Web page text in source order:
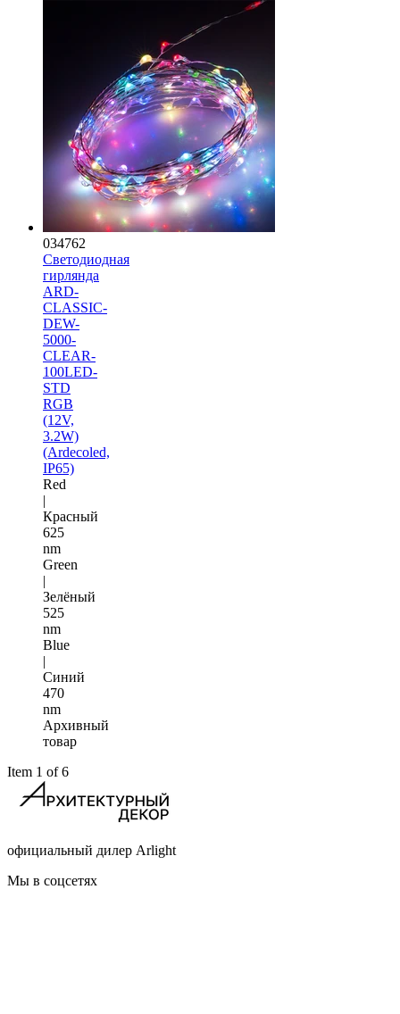
034762
Светодиодная
гирлянда
ARD-
CLASSIC-
DEW-
5000-
CLEAR-
100LED-
STD
RGB
(12V,
3.2W)
(Ardecoled,
IP65)
Red
|
Красный
625
nm
Green
|
Зелёный
525
nm
Blue
|
Синий
470
nm
Архивный
товар
Item 1 of 6
официальный дилер Arlight
Мы в соцсетях